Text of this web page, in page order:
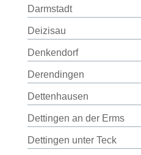
Darmstadt
Deizisau
Denkendorf
Derendingen
Dettenhausen
Dettingen an der Erms
Dettingen unter Teck